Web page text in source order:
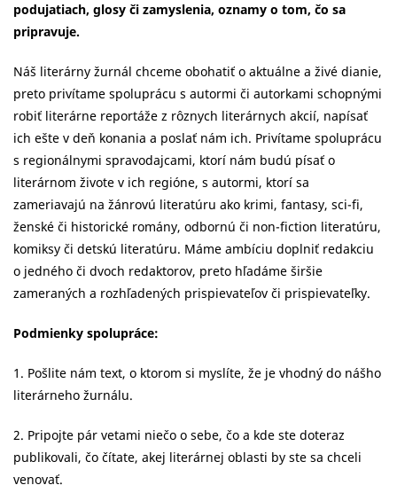
podujatiach, glosy či zamyslenia, oznamy o tom, čo sa
pripravuje.
Náš literárny žurnál chceme obohatiť o aktuálne a živé dianie,
preto privítame spoluprácu s autormi či autorkami schopnými
robiť literárne reportáže z rôznych literárnych akcií, napísať
ich ešte v deň konania a poslať nám ich. Privítame spoluprácu
s regionálnymi spravodajcami, ktorí nám budú písať o
literárnom živote v ich regióne, s autormi, ktorí sa
zameriavajú na žánrovú literatúru ako krimi, fantasy, sci-fi,
ženské či historické romány, odbornú či non-fiction literatúru,
komiksy či detskú literatúru. Máme ambíciu doplniť redakciu
o jedného či dvoch redaktorov, preto hľadáme širšie
zameraných a rozhľadených prispievateľov či prispievateľky.
Podmienky spolupráce:
1. Pošlite nám text, o ktorom si myslíte, že je vhodný do nášho
literárneho žurnálu.
2. Pripojte pár vetami niečo o sebe, čo a kde ste doteraz
publikovali, čo čítate, akej literárnej oblasti by ste sa chceli
venovať.